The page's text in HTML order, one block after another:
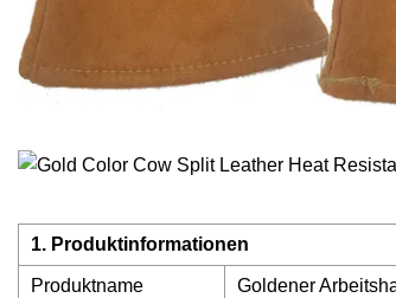
1. Produktinformationen
Produktname Goldener